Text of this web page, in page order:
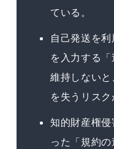
ている。
自己発送を
を入力する
維持しない
を失うリスク
知的財産権
った「規約